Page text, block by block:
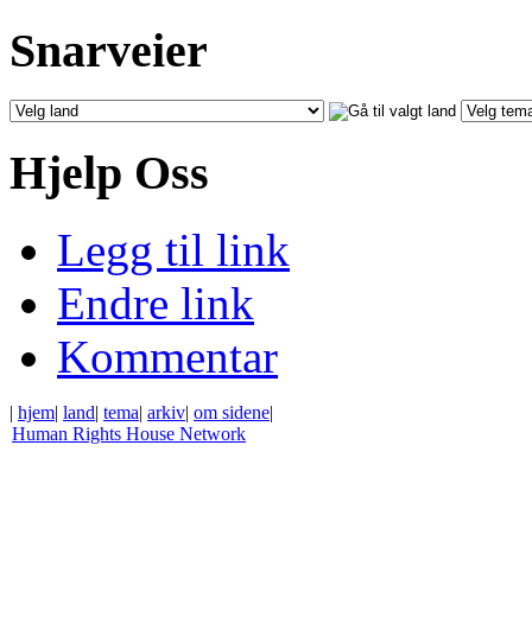
Snarveier
Hjelp Oss
Legg til link
Endre link
Kommentar
| hjem| land| tema| arkiv| om sidene|
Human Rights House Network